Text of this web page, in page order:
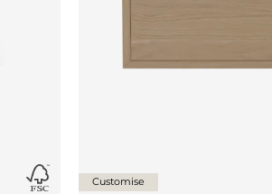
Customise